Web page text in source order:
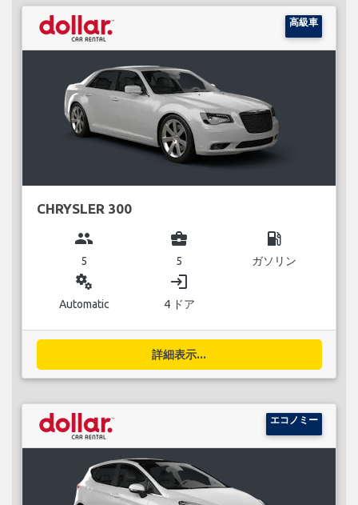
高級車
CHRYSLER 300
group
5
business_center
5
local_gas_station
ガソリン
miscellaneous_services
Automatic
login
4 ドア
詳細表示...
エコノミー